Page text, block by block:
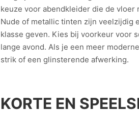
keuze voor abendkleider die de
Nude of metallic tinten zijn veelzijdig
klasse geven. Kies bij voorkeur voor
lange avond. Als je een meer
strik of een glinsterende afwerking.
KORTE EN